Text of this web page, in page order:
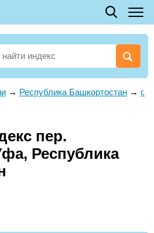
→ Республика Башкортостан → г.
пер.
Республика